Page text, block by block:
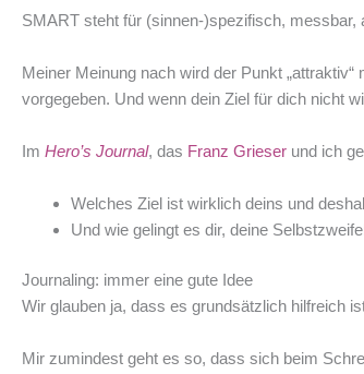
SMART steht für (sinnen-)spezifisch, messbar,
Meiner Meinung nach wird der Punkt
vorgegeben. Und wenn dein Ziel für dich nicht
Im Hero’s Journal, das Franz Grieser und ich
Welches Ziel ist wirklich deins und
Und wie gelingt es dir, deine
Journaling: immer eine gute Idee
Wir glauben ja, dass es grundsätzlich hilfreich
Mir zumindest geht es so, dass sich beim